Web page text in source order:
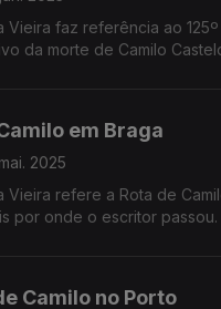
Vieira faz referência ao
da morte de Camilo
em Braga
2025
Vieira refere a Rota de
por onde o escritor passou.
Camilo no Porto